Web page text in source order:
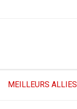
MEILLEURS ALLIES